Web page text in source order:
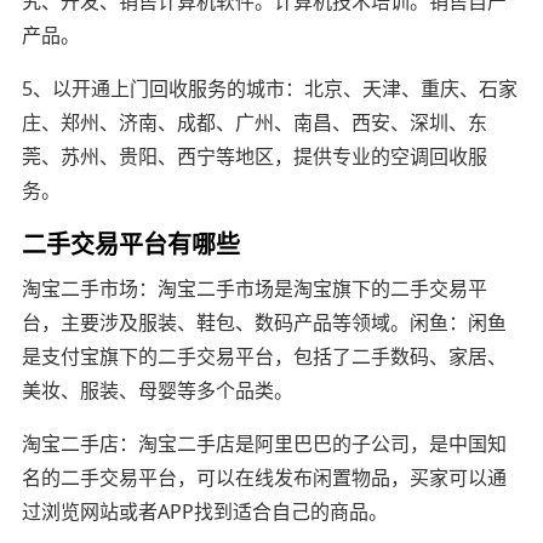
产品。
5、以开通上门回收服务的城市：北京、天津、重庆、石家
庄、郑州、济南、成都、广州、南昌、西安、深圳、东
莞、苏州、贵阳、西宁等地区，提供专业的空调回收服
务。
二手交易平台有哪些
淘宝二手市场：淘宝二手市场是淘宝旗下的二手交易平
台，主要涉及服装、鞋包、数码产品等领域。闲鱼：闲鱼
是支付宝旗下的二手交易平台，包括了二手数码、家居、
美妆、服装、母婴等多个品类。
淘宝二手店：淘宝二手店是阿里巴巴的子公司，是中国知
名的二手交易平台，可以在线发布闲置物品，买家可以通
过浏览网站或者APP找到适合自己的商品。